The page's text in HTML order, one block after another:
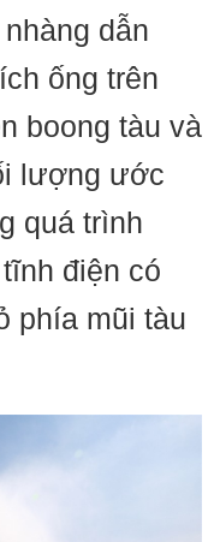
dẫn
ống trên
boong tàu và
lượng ước
quá trình
điện có
phía mũi tàu